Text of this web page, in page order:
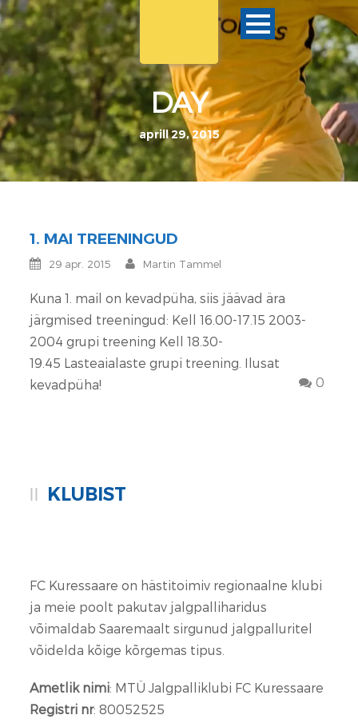
DAY
aprill 29, 2015
1. MAI TREENINGUD
29 apr. 2015 Martin Tammel
Kuna 1. mail on kevadpüha, siis jäävad ära
järgmised treeningud: Kell 16.00-17.15 2003-
2004 grupi treening Kell 18.30-
19.45 Lasteaialaste grupi treening. Ilusat
kevadpüha!
0
KLUBIST
FC Kuressaare on hästitoimiv regionaalne klubi
ja meie poolt pakutav jalgpalliharidus
võimaldab Saaremaalt sirgunud jalgpalluritel
võidelda kõige kõrgemas tipus.
Ametlik nimi: MTÜ Jalgpalliklubi FC Kuressaare
Registri nr: 80052525